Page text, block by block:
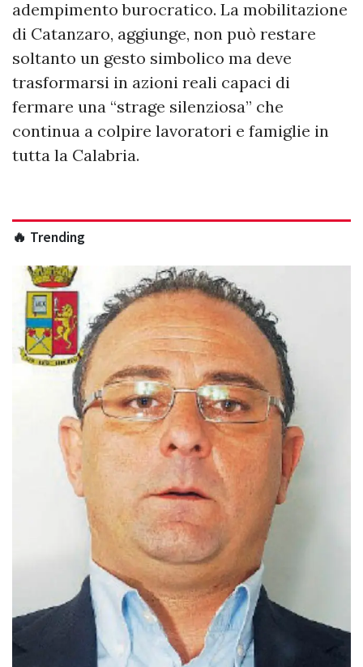
adempimento burocratico. La mobilitazione
di Catanzaro, aggiunge, non può restare
soltanto un gesto simbolico ma deve
trasformarsi in azioni reali capaci di
fermare una “strage silenziosa” che
continua a colpire lavoratori e famiglie in
tutta la Calabria.
🔥 Trending